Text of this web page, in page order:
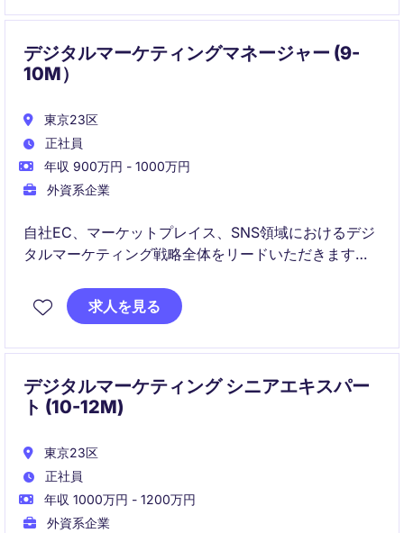
デジタルマーケティングマネージャー (9-
10M）
東京23区
正社員
年収 900万円 - 1000万円
外資系企業
自社EC、マーケットプレイス、SNS領域におけるデジ
タルマーケティング戦略全体をリードいただきます。
売上成長、ブランドエンゲージメント向上、CRMを活
用したLTV最大化を推進するポジションです。
求人を見る
デジタルマーケティング シニアエキスパー
ト (10-12M)
東京23区
正社員
年収 1000万円 - 1200万円
外資系企業